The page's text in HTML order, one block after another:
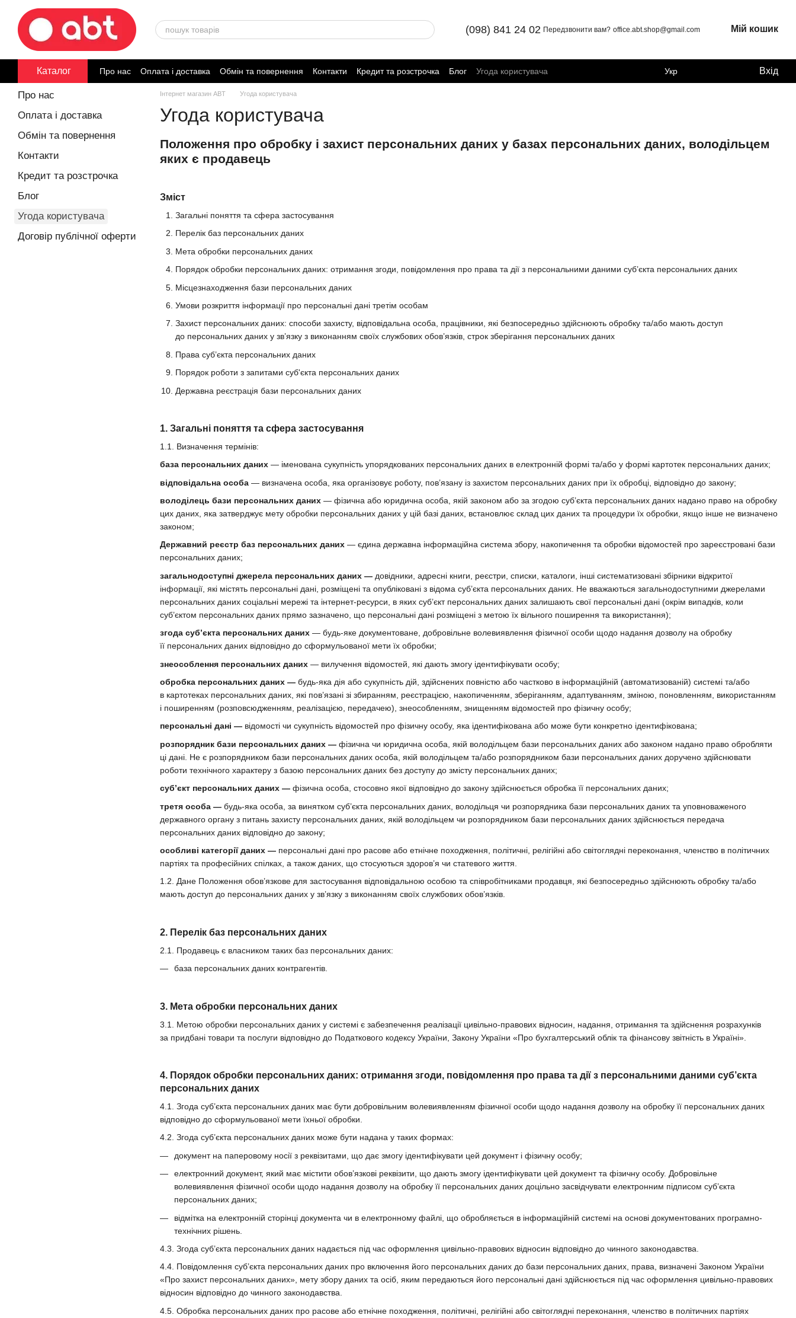
Перейти до основного контенту
(098) 841 24 02 Передзвонити вам? office.abt.shop@gmail.com Мій кошик
Каталог Про нас Оплата і доставка Обмін та повернення Контакти Кредит та розстрочка Блог
Угода користувача
Договір публічної оферти
Укр Вхід
Інтернет магазин ABT Угода користувача
Угода користувача
Положення про обробку і захист персональних даних у базах персональних даних, володільцем
яких є продавець
Зміст
Загальні поняття та сфера застосування
Перелік баз персональних даних
Мета обробки персональних даних
Порядок обробки персональних даних: отримання згоди, повідомлення про права та дії з персональними даними суб’єкта персональних даних
Місцезнаходження бази персональних даних
Умови розкриття інформації про персональні дані третім особам
Захист персональних даних: способи захисту, відповідальна особа, працівники, які безпосередньо здійснюють обробку та/або мають доступ
до персональних даних у зв’язку з виконанням своїх службових обов’язків, строк зберігання персональних даних
Права суб’єкта персональних даних
Порядок роботи з запитами суб'єкта персональних даних
Державна реєстрація бази персональних даних
1. Загальні поняття та сфера застосування
1.1. Визначення термінів:
база персональних даних — іменована сукупність упорядкованих персональних даних в електронній формі та/або у формі картотек персональних даних;
відповідальна особа — визначена особа, яка організовує роботу, пов’язану із захистом персональних даних при їх обробці, відповідно до закону;
володілець бази персональних даних — фізична або юридична особа, якій законом або за згодою суб’єкта персональних даних надано право на обробку
цих даних, яка затверджує мету обробки персональних даних у цій базі даних, встановлює склад цих даних та процедури їх обробки, якщо інше не визначено
законом;
Державний реєстр баз персональних даних — єдина державна інформаційна система збору, накопичення та обробки відомостей про зареєстровані бази
персональних даних;
загальнодоступні джерела персональних даних — довідники, адресні книги, реєстри, списки, каталоги, інші систематизовані збірники відкритої
інформації, які містять персональні дані, розміщені та опубліковані з відома суб’єкта персональних даних. Не вважаються загальнодоступними джерелами
персональних даних соціальні мережі та інтернет-ресурси, в яких суб’єкт персональних даних залишають свої персональні дані (окрім випадків, коли
суб’єктом персональних даних прямо зазначено, що персональні дані розміщені з метою їх вільного поширення та використання);
згода суб’єкта персональних даних — будь-яке документоване, добровільне волевиявлення фізичної особи щодо надання дозволу на обробку
її персональних даних відповідно до сформульованої мети їх обробки;
знеособлення персональних даних — вилучення відомостей, які дають змогу ідентифікувати особу;
обробка персональних даних — будь-яка дія або сукупність дій, здійснених повністю або частково в інформаційній (автоматизованій) системі та/або
в картотеках персональних даних, які пов’язані зі збиранням, реєстрацією, накопиченням, зберіганням, адаптуванням, зміною, поновленням, використанням
і поширенням (розповсюдженням, реалізацією, передачею), знеособленням, знищенням відомостей про фізичну особу;
персональні дані — відомості чи сукупність відомостей про фізичну особу, яка ідентифікована або може бути конкретно ідентифікована;
розпорядник бази персональних даних — фізична чи юридична особа, якій володільцем бази персональних даних або законом надано право обробляти
ці дані. Не є розпорядником бази персональних даних особа, якій володільцем та/або розпорядником бази персональних даних доручено здійснювати
роботи технічного характеру з базою персональних даних без доступу до змісту персональних даних;
суб’єкт персональних даних — фізична особа, стосовно якої відповідно до закону здійснюється обробка її персональних даних;
третя особа — будь-яка особа, за винятком суб’єкта персональних даних, володільця чи розпорядника бази персональних даних та уповноваженого
державного органу з питань захисту персональних даних, якій володільцем чи розпорядником бази персональних даних здійснюється передача
персональних даних відповідно до закону;
особливі категорії даних — персональні дані про расове або етнічне походження, політичні, релігійні або світоглядні переконання, членство в політичних
партіях та професійних спілках, а також даних, що стосуються здоров’я чи статевого життя.
1.2. Дане Положення обов’язкове для застосування відповідальною особою та співробітниками продавця, які безпосередньо здійснюють обробку та/або
мають доступ до персональних даних у зв’язку з виконанням своїх службових обов’язків.
2. Перелік баз персональних даних
2.1. Продавець є власником таких баз персональних даних:
база персональних даних контрагентів.
3. Мета обробки персональних даних
3.1. Метою обробки персональних даних у системі є забезпечення реалізації цивільно-правових відносин, надання, отримання та здійснення розрахунків
за придбані товари та послуги відповідно до Податкового кодексу України, Закону України «Про бухгалтерський облік та фінансову звітність в Україні».
4. Порядок обробки персональних даних: отримання згоди, повідомлення про права та дії з персональними даними суб’єкта
персональних даних
4.1. Згода суб’єкта персональних даних має бути добровільним волевиявленням фізичної особи щодо надання дозволу на обробку її персональних даних
відповідно до сформульованої мети їхньої обробки.
4.2. Згода суб’єкта персональних даних може бути надана у таких формах:
документ на паперовому носії з реквізитами, що дає змогу ідентифікувати цей документ і фізичну особу;
електронний документ, який має містити обов’язкові реквізити, що дають змогу ідентифікувати цей документ та фізичну особу. Добровільне
волевиявлення фізичної особи щодо надання дозволу на обробку її персональних даних доцільно засвідчувати електронним підписом суб’єкта
персональних даних;
відмітка на електронній сторінці документа чи в електронному файлі, що обробляється в інформаційній системі на основі документованих програмно-
технічних рішень.
4.3. Згода суб’єкта персональних даних надається під час оформлення цивільно-правових відносин відповідно до чинного законодавства.
4.4. Повідомлення суб’єкта персональних даних про включення його персональних даних до бази персональних даних, права, визначені Законом України
«Про захист персональних даних», мету збору даних та осіб, яким передаються його персональні дані здійснюється під час оформлення цивільно-правових
відносин відповідно до чинного законодавства.
4.5. Обробка персональних даних про расове або етнічне походження, політичні, релігійні або світоглядні переконання, членство в політичних партіях
Про нас
Оплата і доставка
Обмін та повернення
Контакти
Кредит та розстрочка
Блог
Угода користувача
Договір публічної оферти